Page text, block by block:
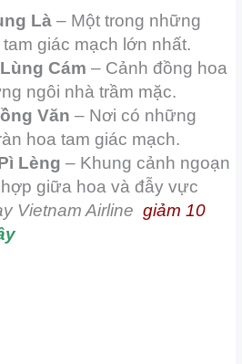
Là – Một trong những
giác mạch lớn nhất.
Cám – Cảnh đồng hoa
ngôi nhà trầm mặc.
Văn – Nơi có những
hoa tam giác mạch.
Lèng – Khung cảnh ngoạn
giữa hoa và đẫy vực
Vietnam Airline giảm 10